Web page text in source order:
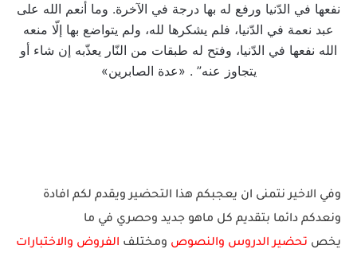
نفعها في الدّنيا ورفع له بها درجة في الآخرة. وما أنعم الله على
عبد نعمة في الدّنيا، فلم يشكرها لله، ولم يتواضع بها إلّا منعه
الله نفعها في الدّنيا، وفتح له طبقات من النّار يعذّبه إن شاء أو
يتجاوز عنه” . «عدة الصابرين»
وفي الاخير نتمنى ان يعجبكم هذا التحضير ويقدم لكم افادة
ونعدكم دائما بتقديم كل ماهو جديد وحصري في ما
يخص تحضير الدروس والنصوص ومختلف الفروض والاختبارات